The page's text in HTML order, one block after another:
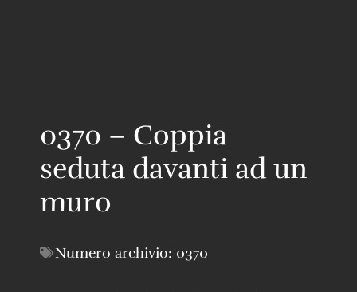
0370 – Coppia
seduta davanti ad un
muro
Numero archivio: 0370